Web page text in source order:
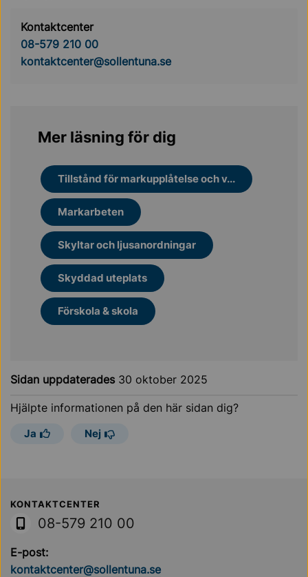
Kontaktcenter
08-579 210 00
kontaktcenter@sollentuna.se
Mer läsning för dig
Tillstånd för markupplåtelse och v...
Markarbeten
Skyltar och ljusanordningar
Skyddad uteplats
Förskola & skola
Sidan uppdaterades 30 oktober 2025
Hjälpte informationen på den här sidan dig?
Ja Nej
Sollentuna Kommun
KONTAKTCENTER
08-579 210 00
E-post:
kontaktcenter@sollentuna.se